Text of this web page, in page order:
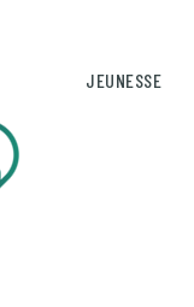
JEUNESSE